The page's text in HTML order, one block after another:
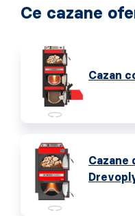
Ce cazane
Cazan
Cazane